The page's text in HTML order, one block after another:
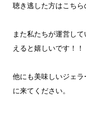
聴き逃した方はこちら
また私たちが運営し
えると嬉しいです！！
他にも美味しいジェ
に来てください。